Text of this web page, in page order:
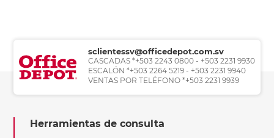
sclientessv@officedepot.com.sv
CASCADAS *+503 2243 0800 - +503 2231 9930
ESCALÓN *+503 2264 5219 - +503 2231 9940
VENTAS POR TELÉFONO *+503 2231 9939
Herramientas de consulta